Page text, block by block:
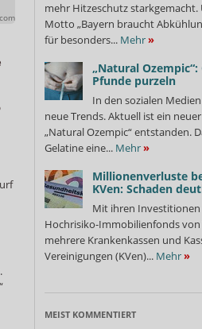
mehr Hitzeschutz starkgemacht.
Motto „Bayern braucht
für besonders... Mehr»
„Natural
Pfunde purzeln
In den sozialen
neue Trends. Aktuell ist ein
„Natural Ozempic“ entstanden.
Gelatine eine... Mehr»
Millionenverluste
KVen: Schaden
Mit ihren Investitionen
Hochrisiko-Immobilienfonds von
mehrere Krankenkassen und
Vereinigungen (KVen)... Mehr»
MEIST KOMMENTIERT